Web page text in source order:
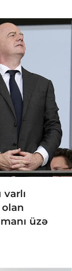
üzə